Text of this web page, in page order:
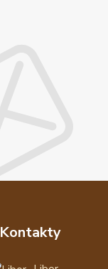
Kontakty